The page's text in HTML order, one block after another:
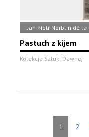
Jan Piotr Norblin de la
Pastuch z kijem
Kolekcja Sztuki Dawnej
1 2